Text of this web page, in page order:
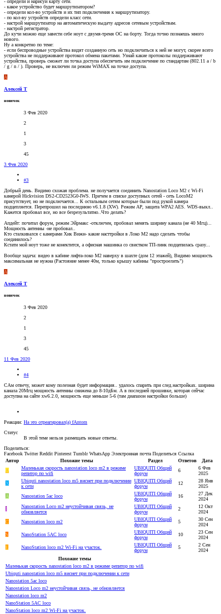
- какое устройство будет маршрутизатором?
- определи кол-во устройств и их тип подключения к маршрутизатору.
- по кол-ву устройств определи класс сети.
- настрой маршрутизатор на автоматическую выдачу адресов сетевым устройствам.
- настрой регистратор.
До кучи можно еще завести себе ноут с двумя-тремя ОС на борту. Тогда точно познаешь много
нового.
Ну а конкретно по теме:
- если беспроводные устройства видят созданную сеть но подключиться к ней не могут, скорее всего
устройства не поддерживают протокол обмена пакетами. Узнай какие протоколы поддерживают
устройства, проверь сможет ли точка доступа обеспечить им подключение по стандартам (802.11 a / b
/ g / n / ). Проверь, не включен ли режим WiMAX на точке доступа.
А
Алексей Т
новичок
3 Фев 2020
2
1
3
45
3 Фев 2020
#3
Добрый день. Видимо схожая проблема. не получается соединить Nanostation Loco M2 c Wi-Fi
камерой Hickvision DS2-CD2523G0-IWS. Причем в списке доступных сетей - сеть LocoM2
присутствует, но не подключается... К остальным сетям которые были под рукой камера
подцепляется. Перепрошил на последнюю v6.1.8 (XW). Режим AP, защита WPA2 AES. WDS-выкл..
Кажется пробовал все, но все безрезультатно..Что делать?
Апдейт: почитал форум, режим Эйрмакс -отключен, пробовал менять ширину канала (не 40 Мгц)...
Мощность антенны -не пробовал..
Кто сталкивался с камерами Хик Вижн- какие насттройки в Локо М2 надо сделать чтобы
соединилось?
Кстати мой ноут тоже не конектится, а офисная машинка со свистком ТП-линк подцепилась сразу...
Вообще задача: видео в кабине лифта-локо М2 наверху в шахте (дом 12 этажей), Видимо мощность
максимальная не нужна (Растояние менее 40м, только крышу кабины "простроелить")
А
Алексей Т
новичок
3 Фев 2020
2
1
3
45
11 Фев 2020
#4
САм отвечу, может кому полезная будет информация.. удалось спарить при след.настройках. ширина
канала 20Мгц мощность антенны снижена до 8-10дБм. А в последней прошивке, которая сейчас
доступна на сайте xw6.2.0, мощность еще меньше 5-6 (там диапазон настройки больше)
Реакции: На это отреагировал(а) fAntom
Статус
В этой теме нельзя размещать новые ответы.
Поделиться:
Facebook Twitter Reddit Pinterest Tumblr WhatsApp Электронная почта Поделиться Ссылка
Автор
Похожие темы Раздел Ответов
Дата
A
Маленькая скорость nanostation loco m2 в режиме
репитор по wifi
UBIQUITI Общий
форум
6
6 Фев
2025
Х
Ubiquti nanostation loco m5 виснет при подключении
к сети
UBIQUITI Общий
форум
12
28 Янв
2025
А
Nanostation 5ac loco
UBIQUITI Общий
форум
16
27 Дек
2024
I
Nanostation Loco m2 неустойчивая связь, не
обновляется
UBIQUITI Общий
форум
2
12 Окт
2024
C
Nanostation loco m2
UBIQUITI Общий
форум
5
30 Сен
2024
S
NanoStation 5AC loco
UBIQUITI Общий
форум
10
23 Сен
2024
E
NanoStation loco m2 Wi-Fi на участок.
UBIQUITI Общий
форум
5
2 Сен
2024
Похожие темы
Маленькая скорость nanostation loco m2 в режиме репитор по wifi
Ubiquti nanostation loco m5 виснет при подключении к сети
Nanostation 5ac loco
Nanostation Loco m2 неустойчивая связь, не обновляется
Nanostation loco m2
NanoStation 5AC loco
NanoStation loco m2 Wi-Fi на участок.